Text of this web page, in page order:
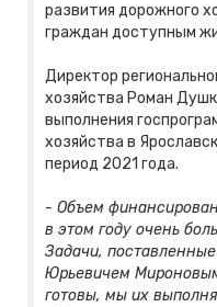
развития дорожного
граждан доступным
Директор
хозяйства Роман
выполнения
хозяйства в
период 2021 года.
- Объем
в этом году очень
Задачи,
Юрьевичем
готовы, мы их